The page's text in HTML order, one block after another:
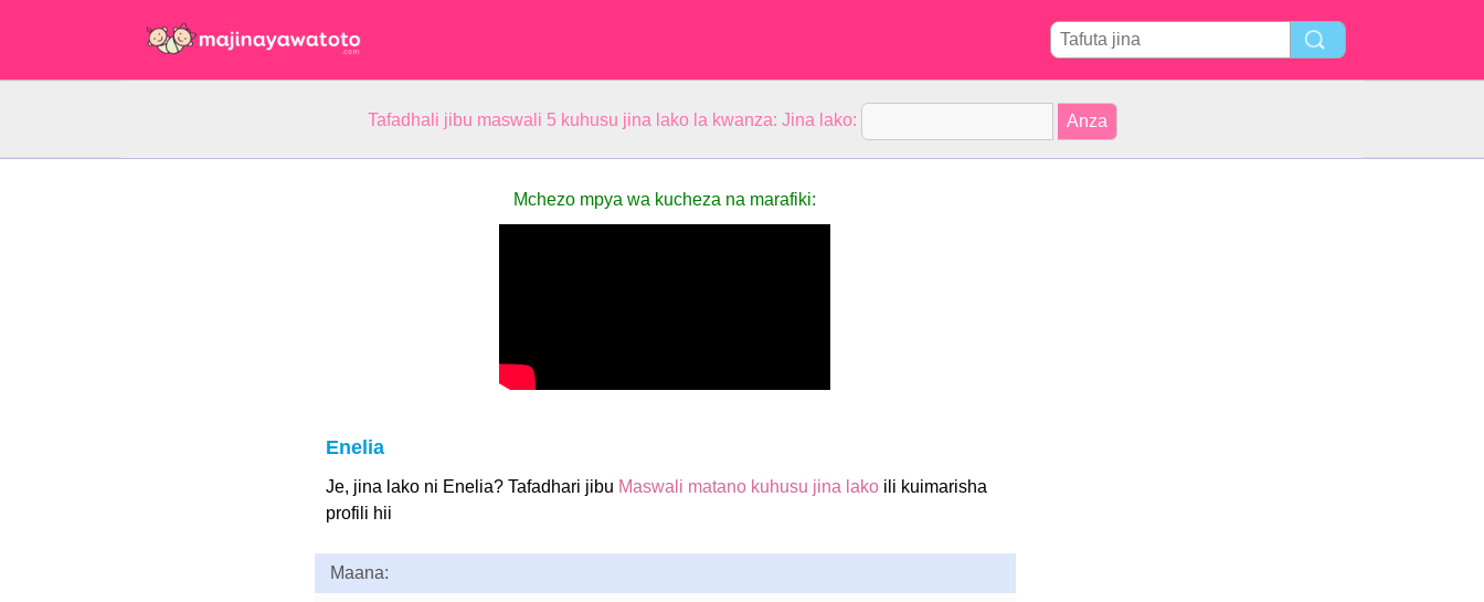
Tafadhali jibu maswali 5 kuhusu jina lako la kwanza: Jina lako:
Mchezo mpya wa kucheza na marafiki:
Enelia
Je, jina lako ni Enelia? Tafadhari jibu Maswali matano kuhusu jina lakoili kuimarisha
profili hii
Maana: